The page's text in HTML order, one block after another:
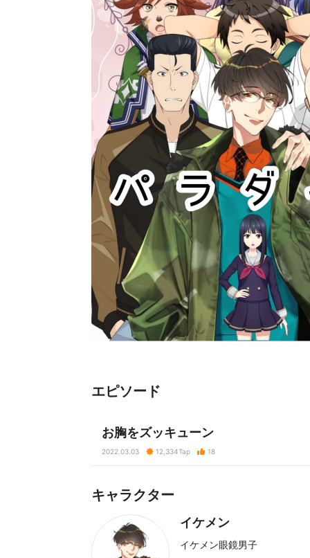
エピソード
お胸をズッキューン
2022.03.03 12,334Tap 18
キャラクター
イケメン
イケメン眼鏡男子